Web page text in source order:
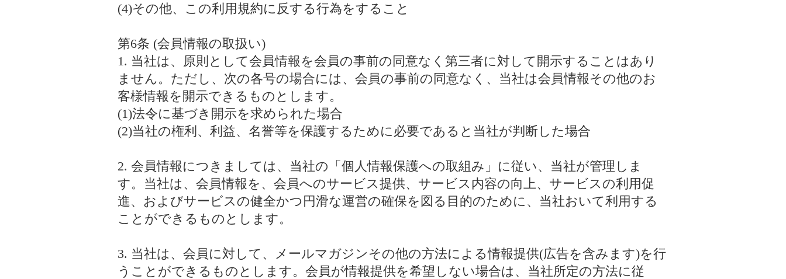
(4)その他、この利用規約に反する行為をすること
第6条 (会員情報の取扱い)
1. 当社は、原則として会員情報を会員の事前の同意なく第三者に対して開示することはあり
ません。ただし、次の各号の場合には、会員の事前の同意なく、当社は会員情報その他のお
客様情報を開示できるものとします。
(1)法令に基づき開示を求められた場合
(2)当社の権利、利益、名誉等を保護するために必要であると当社が判断した場合
2. 会員情報につきましては、当社の「個人情報保護への取組み」に従い、当社が管理しま
す。当社は、会員情報を、会員へのサービス提供、サービス内容の向上、サービスの利用促
進、およびサービスの健全かつ円滑な運営の確保を図る目的のために、当社おいて利用する
ことができるものとします。
3. 当社は、会員に対して、メールマガジンその他の方法による情報提供(広告を含みます)を行
うことができるものとします。会員が情報提供を希望しない場合は、当社所定の方法に従